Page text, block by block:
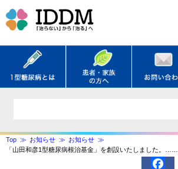
Top お知らせ
お知らせ
「山田和彦1型糖尿病根治基金」を創設いたしました。……